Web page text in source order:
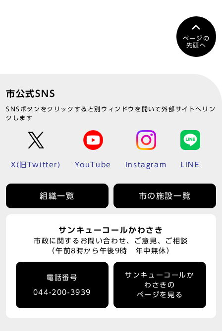
ページの
先頭へ
市公式SNS
SNSボタンをクリックすると別ウィンドウを開いて外部サイトへリン
クします
X(旧Twitter) YouTube Instagram LINE
組織一覧 市の施設一覧
サンキューコールかわさき
市政に関するお問い合わせ、ご意見、ご相談
（午前8時から午後9時 年中無休）
電話番号
044-200-3939
サンキューコールか
わさきの
ページを見る